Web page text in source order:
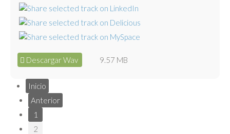
Descargar Wav 9.57 MB
Inicio
Anterior
1
2